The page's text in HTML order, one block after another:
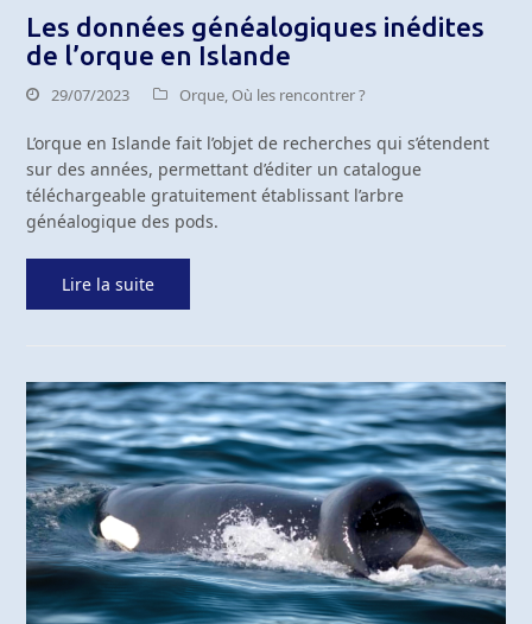
Les données généalogiques inédites
de l’orque en Islande
29/07/2023 Orque,Où les rencontrer ?
L’orque en Islande fait l’objet de recherches qui s’étendent
sur des années, permettant d’éditer un catalogue
téléchargeable gratuitement établissant l’arbre
généalogique des pods.
Lire la suite